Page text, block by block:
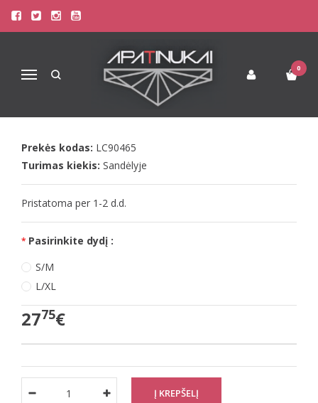
Navigacija
0
Pagrindinis
Apatinis Trikotažas Moterims
Seksualūs Moteriški Apatiniai
LIVCO VISKOZINIAI RAUDONI
NAKTINUKAI CROSSINA
Prekės kodas: LC90465
Turimas kiekis: Sandėlyje
Pristatoma per 1-2 d.d.
Pasirinkite dydį :
S/M
L/XL
2775€